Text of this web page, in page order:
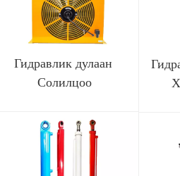
Гидравлик дулаан
Солилцоо